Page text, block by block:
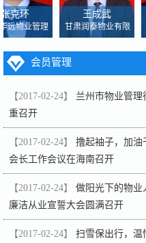
克环
远物业管理
王成武
甘肃润泰物业有限
会员管理
【2017-02-24】
兰州市物业管
重召开
【2017-02-24】
撸起袖子，加
会长工作会议在海南召开
【2017-02-24】
做阳光下的物业
廉洁从业宣誓大会圆满召开
【2017-02-24】 扫雪保出行，温